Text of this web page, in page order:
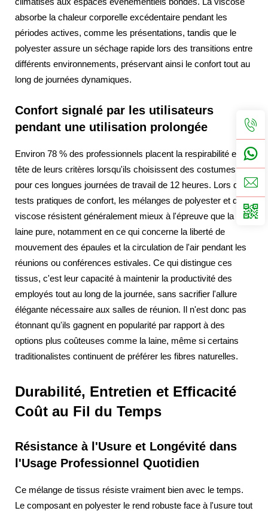
absorbe la chaleur corporelle excédentaire pendant les
périodes actives, comme les présentations, tandis que le
polyester assure un séchage rapide lors des transitions entre
différents environnements, préservant ainsi le confort tout au
long de journées dynamiques.
Confort signalé par les utilisateurs
pendant une utilisation prolongée
Environ 78 % des professionnels placent la respirabilité en
tête de leurs critères lorsqu'ils choisissent des costumes
pour ces longues journées de travail de 12 heures. Lors des
tests pratiques de confort, les mélanges de polyester et de
viscose résistent généralement mieux à l'épreuve que la
laine pure, notamment en ce qui concerne la liberté de
mouvement des épaules et la circulation de l'air pendant les
réunions ou conférences estivales. Ce qui distingue ces
tissus, c'est leur capacité à maintenir la productivité des
employés tout au long de la journée, sans sacrifier l'allure
élégante nécessaire aux salles de réunion. Il n'est donc pas
étonnant qu'ils gagnent en popularité par rapport à des
options plus coûteuses comme la laine, même si certains
traditionalistes continuent de préférer les fibres naturelles.
Durabilité, Entretien et Efficacité
Coût au Fil du Temps
Résistance à l'Usure et Longévité dans
l'Usage Professionnel Quotidien
Ce mélange de tissus résiste vraiment bien avec le temps.
Le composant en polyester le rend robuste face à l'usure tout